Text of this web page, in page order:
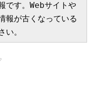
です。Webサイトや
報が古くなっている
。